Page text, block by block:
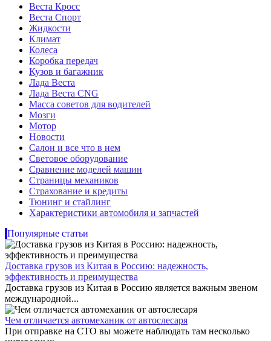
Веста Кросс
Веста Спорт
Жидкости
Климат
Колеса
Коробка передач
Кузов и багажник
Лада Веста
Лада Веста CNG
Масса советов для водителей
Мозги
Мотор
Новости
Салон и все что в нем
Световое оборудование
Сравнение моделей машин
Страницы механиков
Страхование и кредиты
Тюнинг и стайлинг
Характеристики автомобиля и запчастей
Популярные статьи
Доставка грузов из Китая в Россию: надежность,
эффективность и преимущества
Доставка грузов из Китая в Россию является важным звеном
международной...
Чем отличается автомеханик от автослесаря
При отправке на СТО вы можете наблюдать там несколько